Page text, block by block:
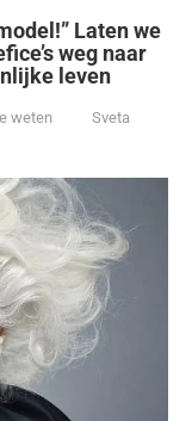
Laten we
weg naar
leven
weten Sveta